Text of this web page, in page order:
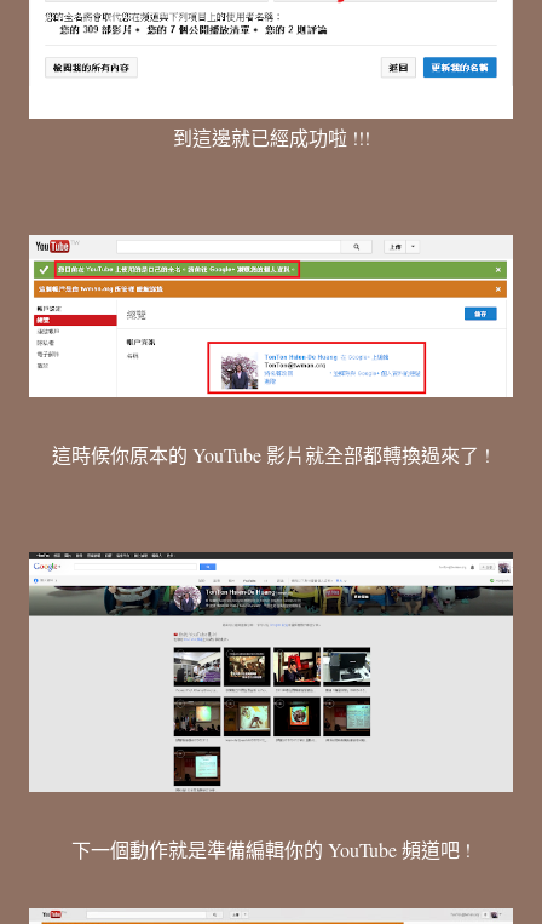
到這邊就已經成功啦 !!!
這時候你原本的 YouTube 影片就全部都轉換過來了 !
下一個動作就是準備編輯你的 YouTube 頻道吧 !